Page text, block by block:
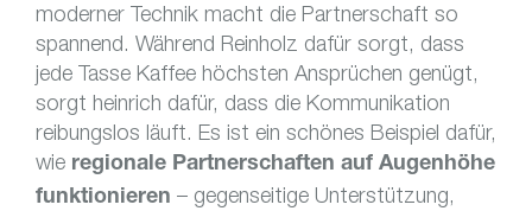
moderner Technik macht die Partnerschaft so
spannend. Während Reinholz dafür sorgt, dass
jede Tasse Kaffee höchsten Ansprüchen genügt,
sorgt heinrich dafür, dass die Kommunikation
reibungslos läuft. Es ist ein schönes Beispiel dafür,
wie regionale Partnerschaften auf Augenhöhe
funktionieren – gegenseitige Unterstützung,